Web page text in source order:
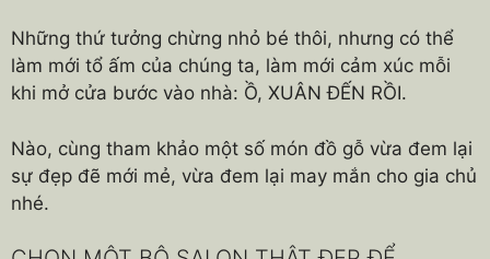
Những thứ tưởng chừng nhỏ bé thôi, nhưng có thể
làm mới tổ ấm của chúng ta, làm mới cảm xúc mỗi
khi mở cửa bước vào nhà: Ồ, XUÂN ĐẾN RỒI.
Nào, cùng tham khảo một số món đồ gỗ vừa đem lại
sự đẹp đẽ mới mẻ, vừa đem lại may mắn cho gia chủ
nhé.